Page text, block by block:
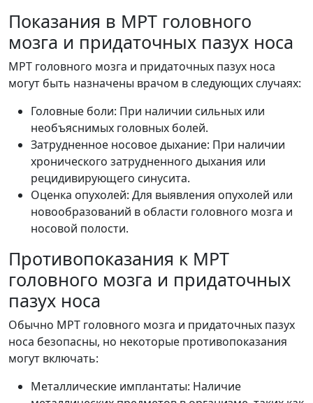
Показания в МРТ головного
мозга и придаточных пазух носа
МРТ головного мозга и придаточных пазух носа
могут быть назначены врачом в следующих случаях:
Головные боли: При наличии сильных или
необъяснимых головных болей.
Затрудненное носовое дыхание: При наличии
хронического затрудненного дыхания или
рецидивирующего синусита.
Оценка опухолей: Для выявления опухолей или
новообразований в области головного мозга и
носовой полости.
Противопоказания к МРТ
головного мозга и придаточных
пазух носа
Обычно МРТ головного мозга и придаточных пазух
носа безопасны, но некоторые противопоказания
могут включать:
Металлические имплантаты: Наличие